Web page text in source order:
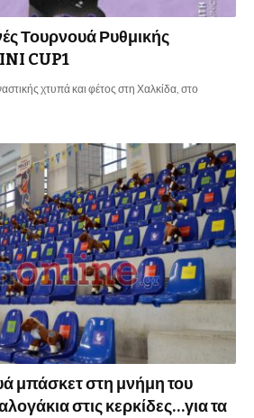
Τουρνουά Ρυθμικής
CUP1
χτυπά και φέτος στη Χαλκίδα, στο
μπάσκετ στη μνήμη του
στις κερκίδες…για τα